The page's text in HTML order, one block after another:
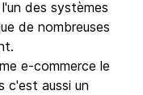
des systèmes
de nombreuses
e-commerce le
c'est aussi un